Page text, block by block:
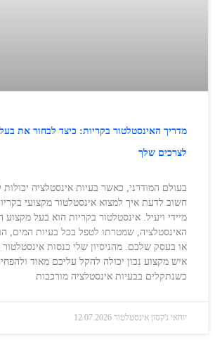
מדריך האינסטלטור בקריות: כיצד לבחור את
לצרכים שלך
בעולם המודרני, כאשר בעיות אינסטלציה
חשוב לדעת איך למצוא אינסטלטור מקצועי
מיידי ויעיל. אינסטלטור בקריות הוא בעל
האינסטלציה, שמטרתו לטפל בכל בעיות המים,
או בעסק שלכם. מהניסיון שלי כנסות
איש מקצוע נכון יכולה להקל עליכם מאוד
כשנתקלים בבעיות אינסטלציה מורכבות
יוחאי ג'קסון אינסטלטור 12.07.2026